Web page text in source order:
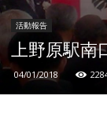
活動報告
上野原駅南
04/01/2018